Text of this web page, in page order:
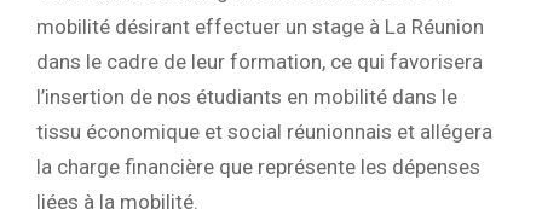
mobilité désirant effectuer un stage à La Réunion
dans le cadre de leur formation, ce qui favorisera
l’insertion de nos étudiants en mobilité dans le
tissu économique et social réunionnais et allégera
la charge financière que représente les dépenses
liées à la mobilité.